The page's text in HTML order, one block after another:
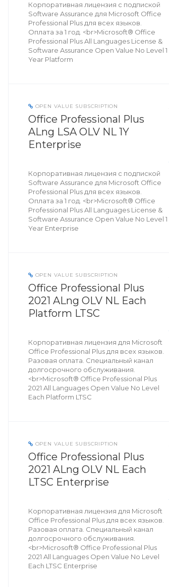
Корпоративная лицензия с подпиской
Software Assurance для Microsoft Office
Professional Plus для всех языков.
Оплата за 1 год. <br>Microsoft® Office
Professional Plus All Languages License &
Software Assurance Open Value No Level 1
Year Platform
OPEN VALUE SUBSCRIPTION
Office Professional Plus
ALng LSA OLV NL 1Y
Enterprise
Корпоративная лицензия с подпиской
Software Assurance для Microsoft Office
Professional Plus для всех языков.
Оплата за 1 год. <br>Microsoft® Office
Professional Plus All Languages License &
Software Assurance Open Value No Level 1
Year Enterprise
OPEN VALUE SUBSCRIPTION
Office Professional Plus
2021 ALng OLV NL Each
Platform LTSC
Корпоративная лицензия для Microsoft
Office Professional Plus для всех языков.
Разовая оплата. Специальный канал
долгосрочного обслуживания.
<br>Microsoft® Office Professional Plus
2021 All Languages Open Value No Level
Each Platform LTSC
OPEN VALUE SUBSCRIPTION
Office Professional Plus
2021 ALng OLV NL Each
LTSC Enterprise
Корпоративная лицензия для Microsoft
Office Professional Plus для всех языков.
Разовая оплата. Специальный канал
долгосрочного обслуживания.
<br>Microsoft® Office Professional Plus
2021 All Languages Open Value No Level
Each LTSC Enterprise